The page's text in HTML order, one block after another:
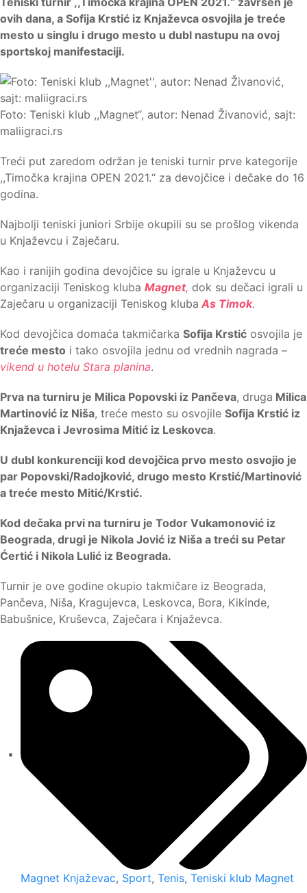
ovih dana, a Sofija Krstić iz Knjaževca osvojila je treće
mesto u singlu i drugo mesto u dubl nastupu na ovoj
sportskoj manifestaciji.
Foto: Teniski klub ,,Magnet“, autor: Nenad Živanović, sajt:
maliigraci.rs
Treći put zaredom održan je teniski turnir prve kategorije
,,Timočka krajina OPEN 2021.“ za devojčice i dečake do 16
godina.
Najbolji teniski juniori Srbije okupili su se prošlog vikenda
u Knjaževcu i Zaječaru.
Kao i ranijih godina devojčice su igrale u Knjaževcu u
organizaciji Teniskog kluba Magnet, dok su dečaci igrali u
Zaječaru u organizaciji Teniskog kluba As Timok.
Kod devojčica domaća takmičarka Sofija Krstić osvojila je
treće mesto i tako osvojila jednu od vrednih nagrada –
vikend u hotelu Stara planina.
Prva na turniru je Milica Popovski iz Pančeva, druga Milica
Martinović iz Niša, treće mesto su osvojile Sofija Krstić iz
Knjaževca i Jevrosima Mitić iz Leskovca.
U dubl konkurenciji kod devojčica prvo mesto osvojio je
par Popovski/Radojković, drugo mesto Krstić/Martinović
a treće mesto Mitić/Krstić.
Kod dečaka prvi na turniru je Todor Vukamonović iz
Beograda, drugi je Nikola Jović iz Niša a treći su Petar
Ćertić i Nikola Lulić iz Beograda.
Turnir je ove godine okupio takmičare iz Beograda,
Pančeva, Niša, Kragujevca, Leskovca, Bora, Kikinde,
Babušnice, Kruševca, Zaječara i Knjaževca.
Magnet Knjaževac, Sport, Tenis, Teniski klub Magnet